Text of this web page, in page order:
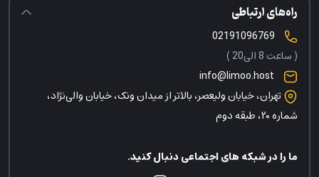
راه‌های ارتباطی
( ساعت 8 الی20 )
info@limoo.host
تهران، خیابان ولیعصر، بالاتر از میدان ونک، خیابان والی‌نژاد،
شماره ۲۰، طبقه دوم
ما را در شبکه های اجتماعی دنبال کنید.